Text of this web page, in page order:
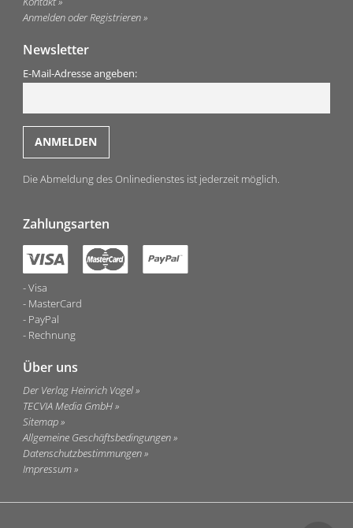
Anmelden oder Registrieren
Newsletter
E-Mail-Adresse angeben:
Die Abmeldung des Onlinedienstes ist jederzeit möglich.
Zahlungsarten
Visa
MasterCard
PayPal
Rechnung
Über uns
Der Verlag Heinrich Vogel
TECVIA Media GmbH
Sitemap
Allgemeine Geschäftsbedingungen
Datenschutzbestimmungen
Impressum